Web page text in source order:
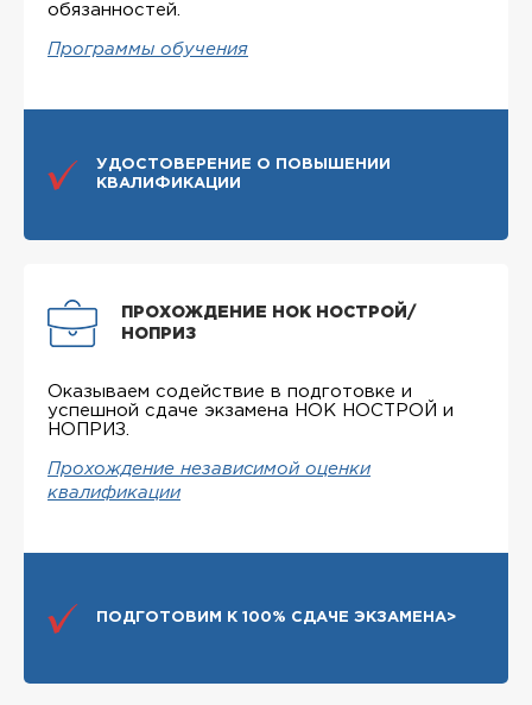
обязанностей.
Программы обучения
УДОСТОВЕРЕНИЕ О ПОВЫШЕНИИ
КВАЛИФИКАЦИИ
ПРОХОЖДЕНИЕ НОК НОСТРОЙ/
НОПРИЗ
Оказываем содействие в подготовке и
успешной сдаче экзамена НОК НОСТРОЙ и
НОПРИЗ.
Прохождение независимой оценки
квалификации
ПОДГОТОВИМ К 100% СДАЧЕ ЭКЗАМЕНА>